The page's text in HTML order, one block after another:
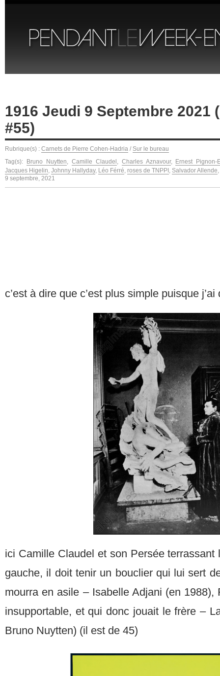
1916 Jeudi 9 Septembre 2021
#55)
Rubrique(s) : Carnets de Pierre Cohen-Hadria / Sur le bureau
Tag(s):
Bruno Nuytten, Camille Claudel , Charles Aznavour, Ernest Pignon-
Jacques Higelin, Johnny Hallyday, Léo Férré, roses de TNPPI , Salvador Allende,
9 septembre, 2021
c’est à dire que c’est plus simple puisque
ici Camille Claudel et son Persée
gauche, il doit tenir un bouclier qui lui sert
mourra en asile – Isabelle Adjani (en 1988),
insupportable, et qui donc jouait le frère –
Bruno Nuytten) (il est de 45)